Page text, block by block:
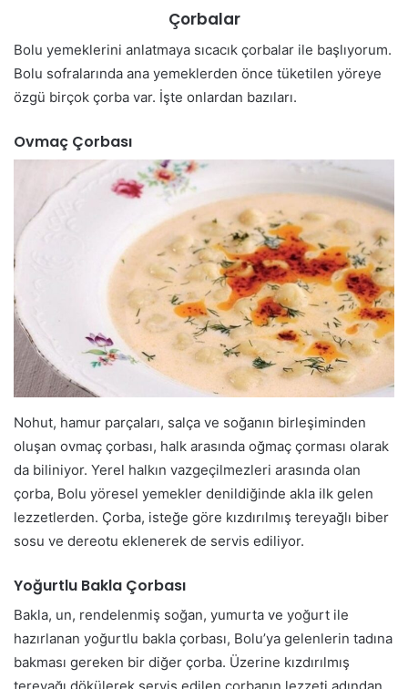
Çorbalar
Bolu yemeklerini anlatmaya sıcacık çorbalar ile başlıyorum.
Bolu sofralarında ana yemeklerden önce tüketilen yöreye
özgü birçok çorba var. İşte onlardan bazıları.
Ovmaç Çorbası
Nohut, hamur parçaları, salça ve soğanın birleşiminden
oluşan ovmaç çorbası, halk arasında oğmaç çorması olarak
da biliniyor. Yerel halkın vazgeçilmezleri arasında olan
çorba, Bolu yöresel yemekler denildiğinde akla ilk gelen
lezzetlerden. Çorba, isteğe göre kızdırılmış tereyağlı biber
sosu ve dereotu eklenerek de servis ediliyor.
Yoğurtlu Bakla Çorbası
Bakla, un, rendelenmiş soğan, yumurta ve yoğurt ile
hazırlanan yoğurtlu bakla çorbası, Bolu’ya gelenlerin tadına
bakması gereken bir diğer çorba. Üzerine kızdırılmış